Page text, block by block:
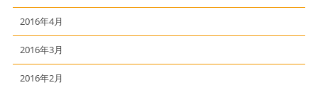
2016年4月
2016年3月
2016年2月